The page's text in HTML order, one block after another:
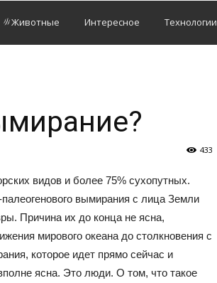
Животные Интересное Технологии
433
видов и более 75% сухопутных.
вымирания с лица Земли
Причина их до конца не ясна,
мирового океана до столкновения с
которое идет прямо сейчас и
ясна. Это люди. О том, что такое